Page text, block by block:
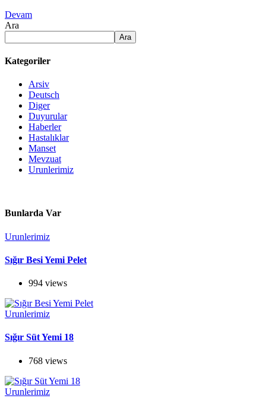
Devam
Ara
Ara
Kategoriler
Arsiv
Deutsch
Diger
Duyurular
Haberler
Hastalıklar
Manset
Mevzuat
Urunlerimiz
Bunlarda Var
Urunlerimiz
Sığır Besi Yemi Pelet
994 views
Urunlerimiz
Sığır Süt Yemi 18
768 views
Urunlerimiz